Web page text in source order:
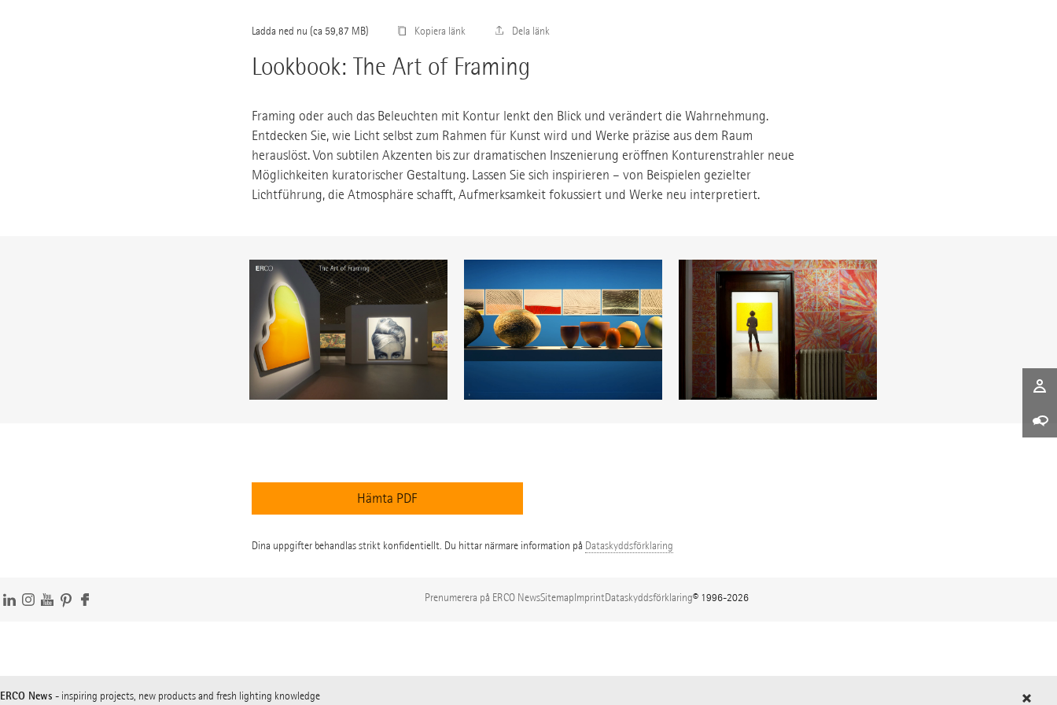
Ladda ned nu Kopiera länk Dela länk
Lookbook: The Art of Framing
Framing oder auch das Beleuchten mit Kontur lenkt den Blick und verändert die Wahrnehmung.
Entdecken Sie, wie Licht selbst zum Rahmen für Kunst wird und Werke präzise aus dem Raum
herauslöst. Von subtilen Akzenten bis zur dramatischen Inszenierung eröffnen Konturenstrahler neue
Möglichkeiten kuratorischer Gestaltung. Lassen Sie sich inspirieren – von Beispielen gezielter
Lichtführung, die Atmosphäre schafft, Aufmerksamkeit fokussiert und Werke neu interpretiert.
Hämta PDF
Dina uppgifter behandlas strikt konfidentiellt. Du hittar närmare information på Dataskyddsförklaring
ERCO News - inspiring projects, new products and fresh lighting knowledge
Prenumerera på ERCO NewsSitemapImprintDataskyddsförklaring© 1996-2026